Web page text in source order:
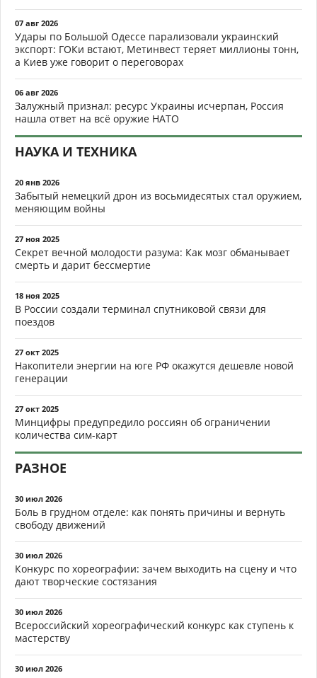
07 авг 2026
Удары по Большой Одессе парализовали украинский
экспорт: ГОКи встают, Метинвест теряет миллионы тонн,
а Киев уже говорит о переговорах
06 авг 2026
Залужный признал: ресурс Украины исчерпан, Россия
нашла ответ на всё оружие НАТО
НАУКА И ТЕХНИКА
20 янв 2026
Забытый немецкий дрон из восьмидесятых стал оружием,
меняющим войны
27 ноя 2025
Секрет вечной молодости разума: Как мозг обманывает
смерть и дарит бессмертие
18 ноя 2025
В России создали терминал спутниковой связи для
поездов
27 окт 2025
Накопители энергии на юге РФ окажутся дешевле новой
генерации
27 окт 2025
Минцифры предупредило россиян об ограничении
количества сим-карт
РАЗНОЕ
30 июл 2026
Боль в грудном отделе: как понять причины и вернуть
свободу движений
30 июл 2026
Конкурс по хореографии: зачем выходить на сцену и что
дают творческие состязания
30 июл 2026
Всероссийский хореографический конкурс как ступень к
мастерству
30 июл 2026